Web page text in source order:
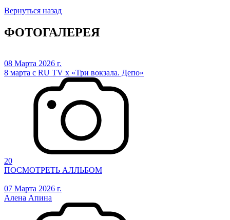
Вернуться назад
ФОТОГАЛЕРЕЯ
08 Марта 2026 г.
8 марта с RU TV х «Три вокзала. Депо»
20
ПОСМОТРЕТЬ АЛЛЬБОМ
07 Марта 2026 г.
Алена Апина